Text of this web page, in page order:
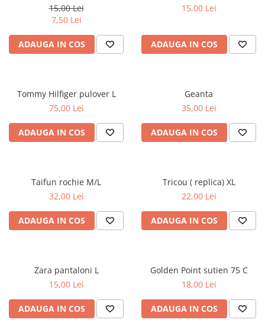
15,00 Lei
7,50 Lei
ADAUGA IN COS
15,00 Lei
ADAUGA IN COS
Tommy Hilfiger pulover L
75,00 Lei
ADAUGA IN COS
Geanta
35,00 Lei
ADAUGA IN COS
Taifun rochie M/L
32,00 Lei
ADAUGA IN COS
Tricou ( replica) XL
22,00 Lei
ADAUGA IN COS
Zara pantaloni L
15,00 Lei
ADAUGA IN COS
Golden Point sutien 75 C
18,00 Lei
ADAUGA IN COS